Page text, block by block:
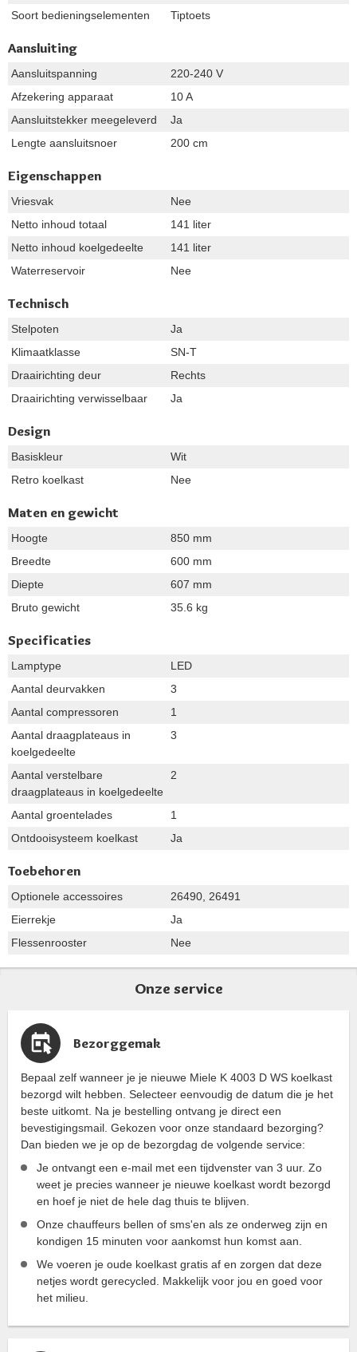
Soort bedieningselementen
Tiptoets
Aansluiting
Aansluitspanning
220-240 V
Afzekering apparaat
10 A
Aansluitstekker meegeleverd
Ja
Lengte aansluitsnoer
200 cm
Eigenschappen
Vriesvak
Nee
Netto inhoud totaal
141 liter
Netto inhoud koelgedeelte
141 liter
Waterreservoir
Nee
Technisch
Stelpoten
Ja
Klimaatklasse
SN-T
Draairichting deur
Rechts
Draairichting verwisselbaar
Ja
Design
Basiskleur
Wit
Retro koelkast
Nee
Maten en gewicht
Hoogte
850 mm
Breedte
600 mm
Diepte
607 mm
Bruto gewicht
35.6 kg
Specificaties
Lamptype
LED
Aantal deurvakken
3
Aantal compressoren
1
Aantal draagplateaus in
koelgedeelte
3
Aantal verstelbare
draagplateaus in koelgedeelte
2
Aantal groentelades
1
Ontdooisysteem koelkast
Ja
Toebehoren
Optionele accessoires
26490, 26491
Eierrekje
Ja
Flessenrooster
Nee
Onze service
Bezorggemak
Bepaal zelf wanneer je je nieuwe Miele K 4003 D WS koelkast
bezorgd wilt hebben. Selecteer eenvoudig de datum die je het
beste uitkomt. Na je bestelling ontvang je direct een
bevestigingsmail. Gekozen voor onze standaard bezorging?
Dan bieden we je op de bezorgdag de volgende service:
Je ontvangt een e-mail met een tijdvenster van 3 uur. Zo
weet je precies wanneer je nieuwe koelkast wordt bezorgd
en hoef je niet de hele dag thuis te blijven.
Onze chauffeurs bellen of sms'en als ze onderweg zijn en
kondigen 15 minuten voor aankomst hun komst aan.
We voeren je oude koelkast gratis af en zorgen dat deze
netjes wordt gerecycled. Makkelijk voor jou en goed voor
het milieu.